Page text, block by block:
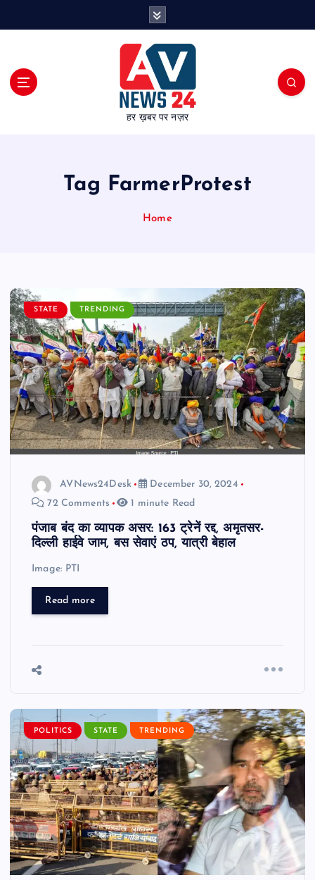
हर ख़बर पर नज़र
Tag FarmerProtest
Home
STATE TRENDING
AVNews24Desk
December 30, 2024
72 Comments
1 minute Read
पंजाब बंद का व्यापक असर: 163 ट्रेनें रद्द, अमृतसर-
दिल्ली हाईवे जाम, बस सेवाएं ठप, यात्री बेहाल
Image: PTI
Read more
POLITICS STATE TRENDING